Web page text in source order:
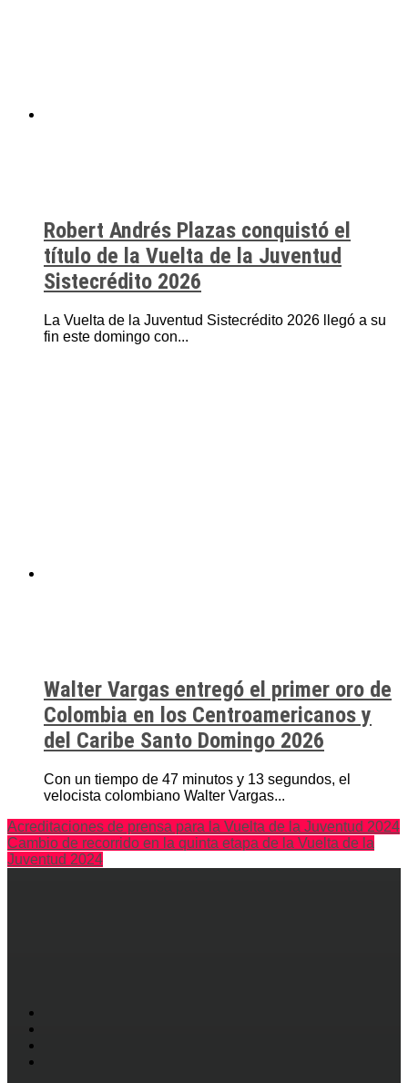
Robert Andrés Plazas conquistó el
título de la Vuelta de la Juventud
Sistecrédito 2026
La Vuelta de la Juventud Sistecrédito 2026 llegó a su
fin este domingo con...
Walter Vargas entregó el primer oro de
Colombia en los Centroamericanos y
del Caribe Santo Domingo 2026
Con un tiempo de 47 minutos y 13 segundos, el
velocista colombiano Walter Vargas...
Acreditaciones de prensa para la Vuelta de la Juventud 2024
Cambio de recorrido en la quinta etapa de la Vuelta de la
Juventud 2024